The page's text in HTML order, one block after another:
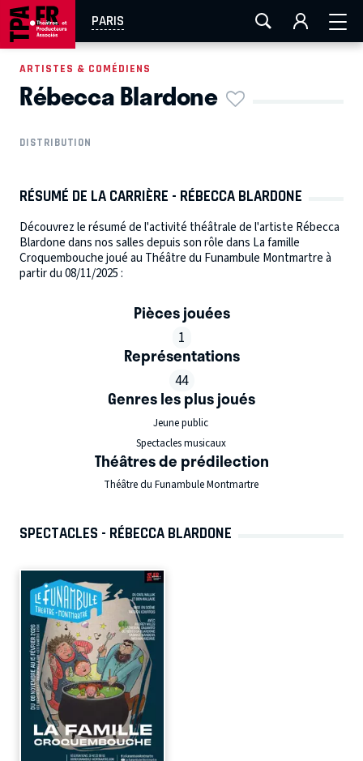
PARIS
AIX-MARSEILLE LA ROCHELLE
EN TOURNÉE
ARTISTES & COMÉDIENS
Rébecca Blardone
DISTRIBUTION
RÉSUMÉ DE LA CARRIÈRE - RÉBECCA BLARDONE
Découvrez le résumé de l'activité théâtrale de l'artiste Rébecca
Blardone dans nos salles depuis son rôle dans La famille
Croquembouche joué au Théâtre du Funambule Montmartre à
partir du 08/11/2025 :
Pièces jouées
1
Représentations
44
Genres les plus joués
Jeune public
Spectacles musicaux
Théâtres de prédilection
Théâtre du Funambule Montmartre
SPECTACLES - RÉBECCA BLARDONE